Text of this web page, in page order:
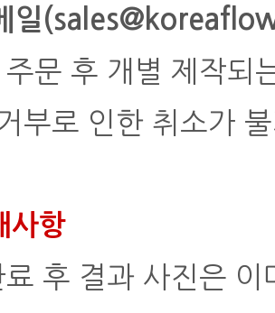
일
문 후 개별 제작되
부로 인한 취소가
사항
후 결과 사진은